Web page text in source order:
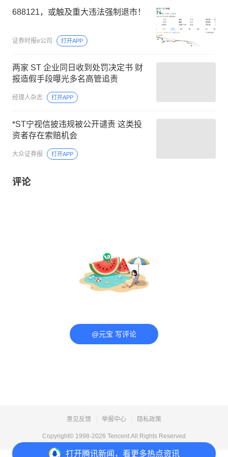
打开腾讯新闻，看更多热点资讯
688121，或触及重大违法强制退市！
证券时报e公司 打开APP
两家 ST 企业同日收到处罚决定书 财
报造假手段曝光多名高管追责
经理人杂志 打开APP
*ST宁视信披违规被公开谴责 这类投
资者存在索赔机会
大众证券报 打开APP
评论
@元宝 写评论
意见反馈 举报中心 隐私政策
Copyright© 1998-2026 Tencent.All Rights Reserved